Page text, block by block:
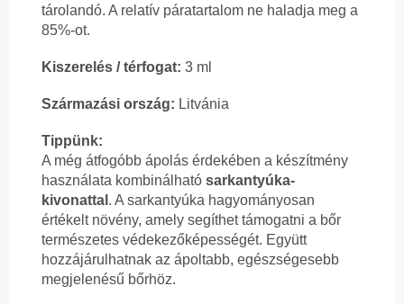
tárolandó. A relatív páratartalom ne haladja meg a
85%-ot.
Kiszerelés / térfogat: 3 ml
Származási ország: Litvánia
Tippünk:
A még átfogóbb ápolás érdekében a készítmény
használata kombinálható sarkantyúka-
kivonattal . A sarkantyúka hagyományosan
értékelt növény, amely segíthet támogatni a bőr
természetes védekezőképességét. Együtt
hozzájárulhatnak az ápoltabb, egészségesebb
megjelenésű bőrhöz.